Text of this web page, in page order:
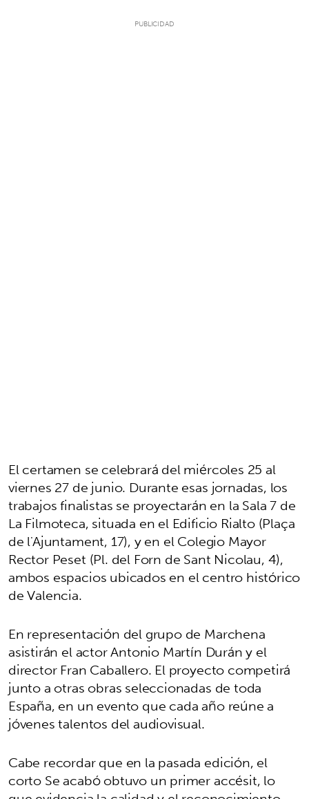
El certamen se celebrará del miércoles 25 al
viernes 27 de junio. Durante esas jornadas, los
trabajos finalistas se proyectarán en la Sala 7 de
La Filmoteca, situada en el Edificio Rialto (Plaça
de l'Ajuntament, 17), y en el Colegio Mayor
Rector Peset (Pl. del Forn de Sant Nicolau, 4),
ambos espacios ubicados en el centro histórico
de Valencia.
En representación del grupo de Marchena
asistirán el actor Antonio Martín Durán y el
director Fran Caballero. El proyecto competirá
junto a otras obras seleccionadas de toda
España, en un evento que cada año reúne a
jóvenes talentos del audiovisual.
Cabe recordar que en la pasada edición, el
corto Se acabó obtuvo un primer accésit, lo